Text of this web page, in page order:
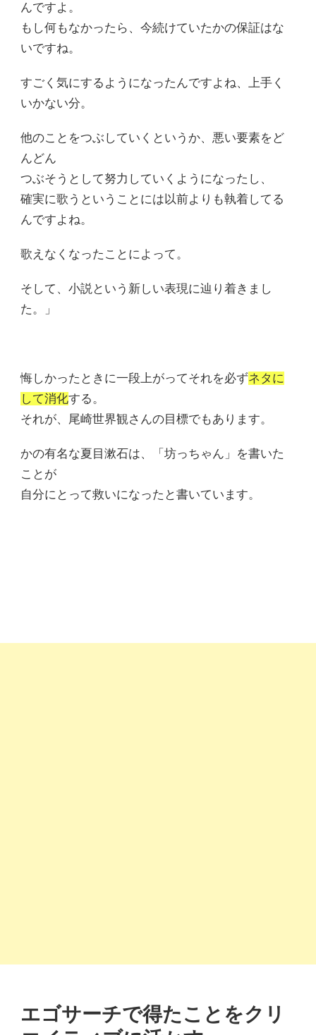
んですよ。
もし何もなかったら、今続けていたかの保証はな
いですね。
すごく気にするようになったんですよね、上手く
いかない分。
他のことをつぶしていくというか、悪い要素をど
んどん
つぶそうとして努力していくようになったし、
確実に歌うということには以前よりも執着してる
んですよね。
歌えなくなったことによって。
そして、小説という新しい表現に辿り着きまし
た。」
悔しかったときに一段上がってそれを必ずネタに
して消化する。
それが、尾崎世界観さんの目標でもあります。
かの有名な夏目漱石は、「坊っちゃん」を書いた
ことが
自分にとって救いになったと書いています。
エゴサーチで得たことをクリ